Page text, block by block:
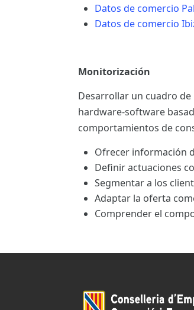
Datos de comercio
Datos de comercio
Monitorización
Desarrollar un cuadro
hardware-software
comportamientos de
Ofrecer información
Definir actuaciones
Segmentar a los
Adaptar la oferta
Comprender el